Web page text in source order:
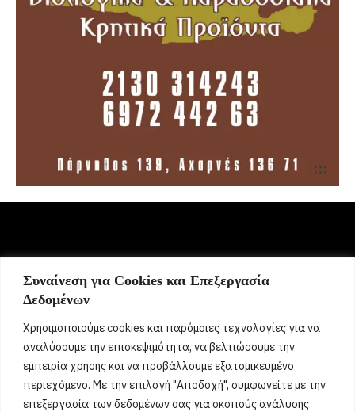
Συναίνεση για Cookies και Επεξεργασία
Δεδομένων
Χρησιμοποιούμε cookies και παρόμοιες τεχνολογίες για να
αναλύσουμε την επισκεψιμότητα, να βελτιώσουμε την
εμπειρία χρήσης και να προβάλλουμε εξατομικευμένο
περιεχόμενο. Με την επιλογή "Αποδοχή", συμφωνείτε με την
επεξεργασία των δεδομένων σας για σκοπούς ανάλυσης
Σήμερα γιορτάζει:
9 Αυγούστου 2026
Δεν βρέθηκαν γιορτές[...]
Όροι Χρήσης